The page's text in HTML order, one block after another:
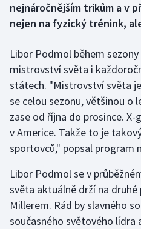
Florbal
Golf
Gymnastika
Házená
Judo
Krasobruslení
nejnáročnějším trikům a v
nejen na fyzický trénink,
Libor Podmol během
mistrovství světa i
státech. "Mistrovství světa
se celou sezonu, většinou o
zase od října do prosince.
v Americe. Takže to je
sportovců," popsal program
Libor Podmol se v
světa aktuálně drží na druhé
Millerem. Rád by slavného
současného světového lídra